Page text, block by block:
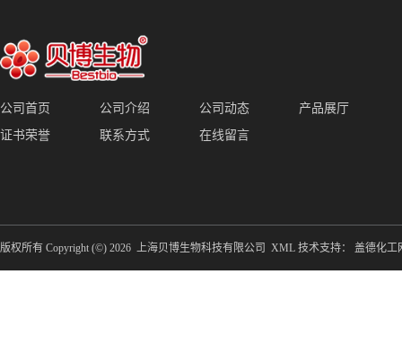
公司首页 公司介绍 公司动态
产品展厅
证书荣誉
联系方式 在线留言
版权所有 Copyright (©) 2026 上海贝博生物科技有限公司 XML 技术支持： 盖德化工